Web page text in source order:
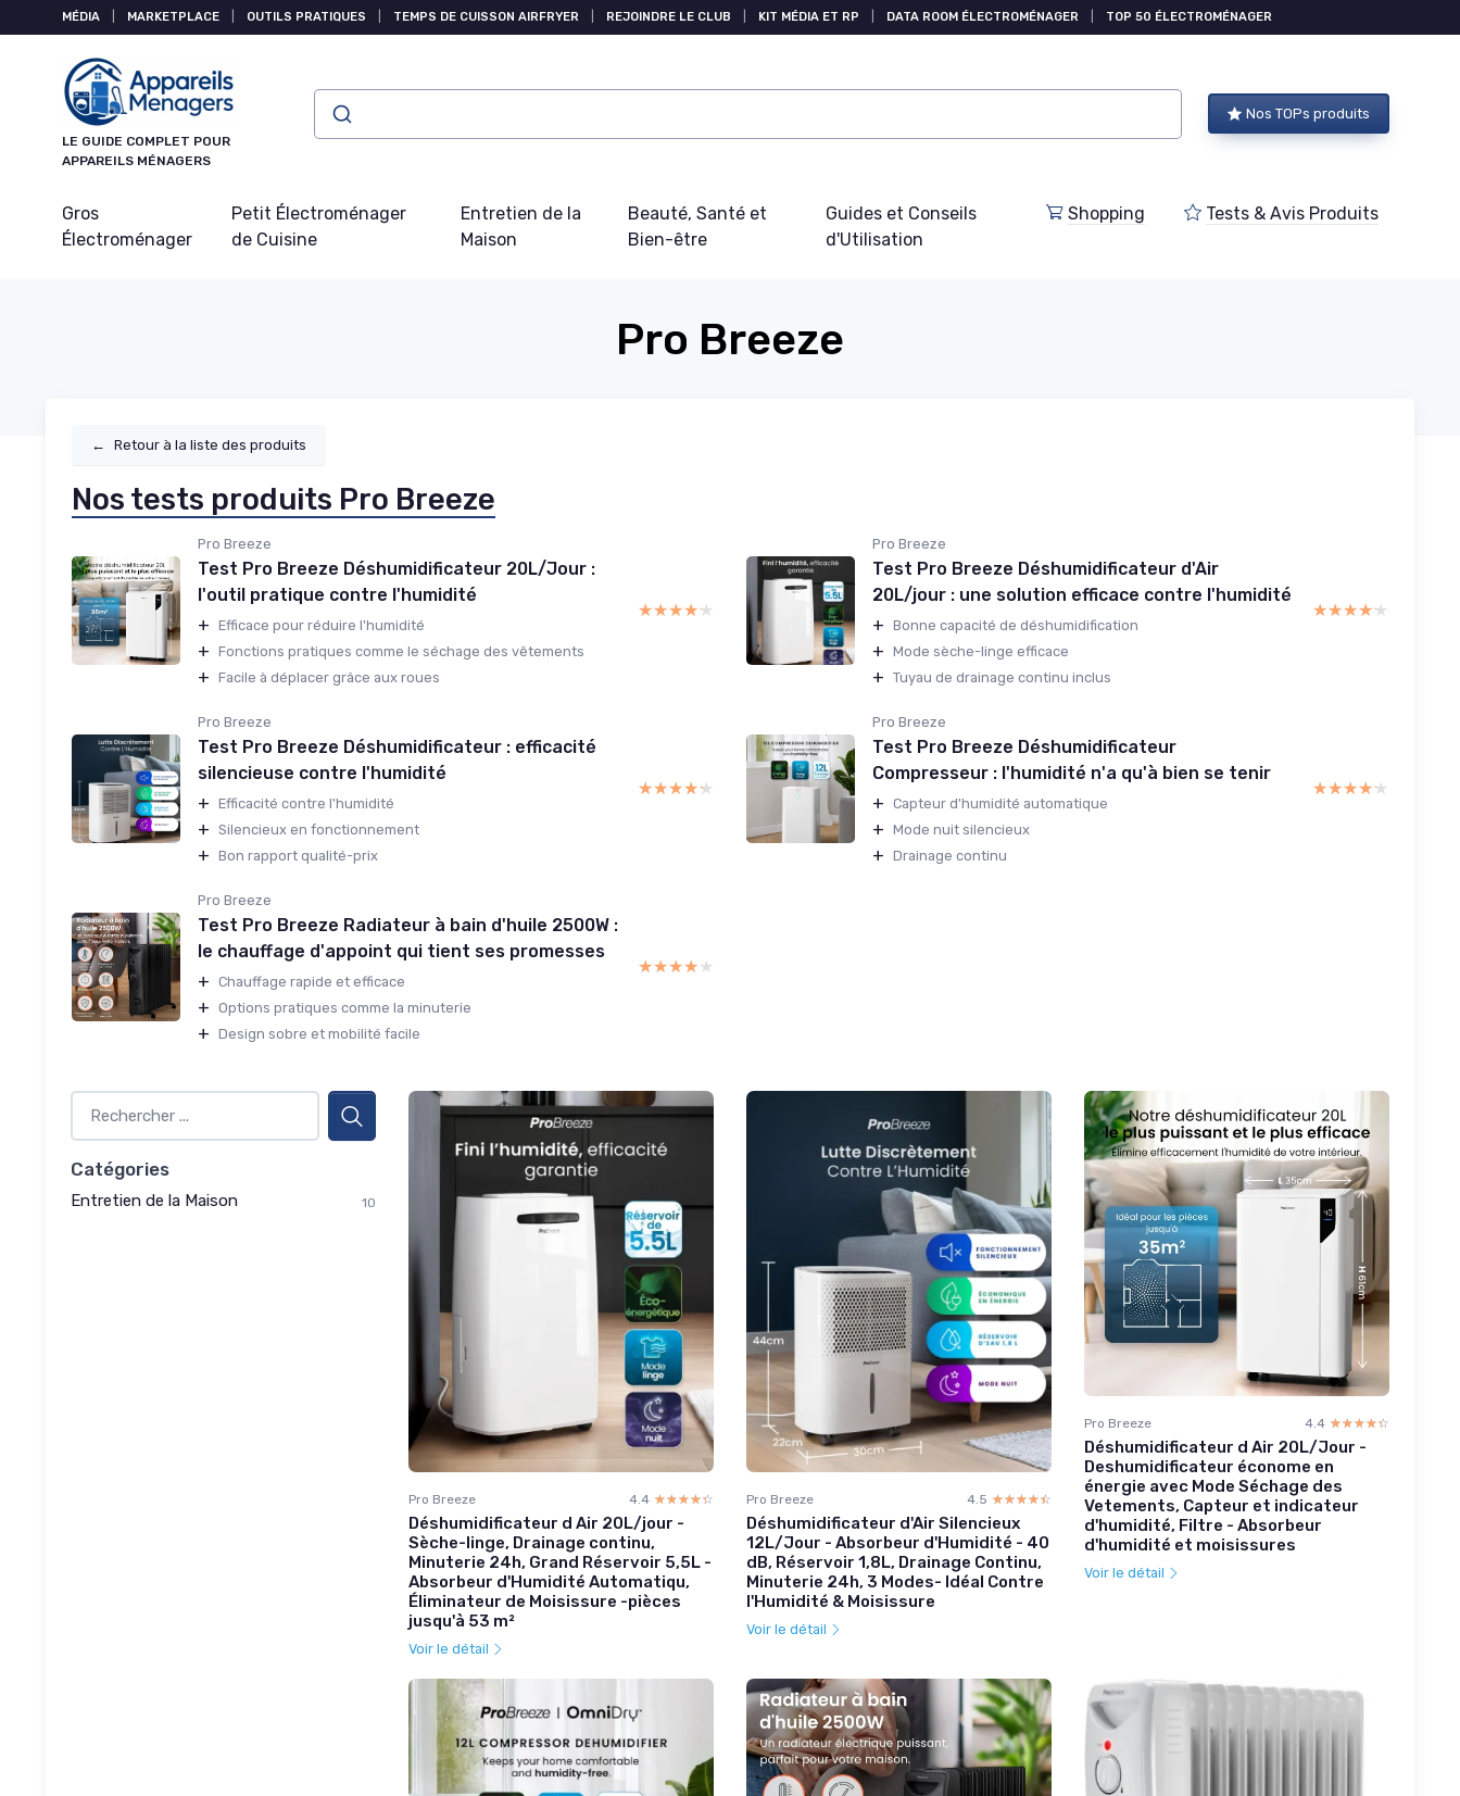
MÉDIA MARKETPLACE OUTILS PRATIQUES TEMPS DE CUISSON AIRFRYER REJOINDRE LE CLUB KIT MÉDIA ET RP DATA ROOM ÉLECTROMÉNAGER TOP 50 ÉLECTROMÉNAGER
LE GUIDE COMPLET POUR
APPAREILS MÉNAGERS
Nos TOPs produits
Gros
Électroménager
Petit Électroménager
de Cuisine
Entretien de la
Maison
Beauté, Santé et
Bien-être
Guides et Conseils
d'Utilisation
Shopping Tests & Avis Produits
Pro Breeze
← Retour à la liste des produits
Nos tests produits Pro Breeze
Pro Breeze
Test Pro Breeze Déshumidificateur 20L/Jour :
l'outil pratique contre l'humidité
+ Efficace pour réduire l'humidité
+ Fonctions pratiques comme le séchage des vêtements
+ Facile à déplacer grâce aux roues
★★★★★
★★★★★
Pro Breeze
Test Pro Breeze Déshumidificateur d'Air
20L/jour : une solution efficace contre l'humidité
+ Bonne capacité de déshumidification
+ Mode sèche-linge efficace
+ Tuyau de drainage continu inclus
★★★★★
★★★★★
Pro Breeze
Test Pro Breeze Déshumidificateur : efficacité
silencieuse contre l'humidité
+ Efficacité contre l'humidité
+ Silencieux en fonctionnement
+ Bon rapport qualité-prix
★★★★★
★★★★★
Pro Breeze
Test Pro Breeze Déshumidificateur
Compresseur : l'humidité n'a qu'à bien se tenir
+ Capteur d'humidité automatique
+ Mode nuit silencieux
+ Drainage continu
★★★★★
★★★★★
Pro Breeze
Test Pro Breeze Radiateur à bain d'huile 2500W :
le chauffage d'appoint qui tient ses promesses
+ Chauffage rapide et efficace
+ Options pratiques comme la minuterie
+ Design sobre et mobilité facile
★★★★★
★★★★★
Catégories
Entretien de la Maison 10
Pro Breeze 4.4 ☆☆☆☆☆
★★★★★
Déshumidificateur d Air 20L/jour -
Sèche-linge, Drainage continu,
Minuterie 24h, Grand Réservoir 5,5L -
Absorbeur d'Humidité Automatiqu,
Éliminateur de Moisissure -pièces
jusqu'à 53 m²
Voir le détail
Pro Breeze 4.5 ☆☆☆☆☆
★★★★★
Déshumidificateur d'Air Silencieux
12L/Jour - Absorbeur d'Humidité - 40
dB, Réservoir 1,8L, Drainage Continu,
Minuterie 24h, 3 Modes- Idéal Contre
l'Humidité & Moisissure
Voir le détail
Pro Breeze 4.4 ☆☆☆☆☆
★★★★★
Déshumidificateur d Air 20L/Jour -
Deshumidificateur économe en
énergie avec Mode Séchage des
Vetements, Capteur et indicateur
d'humidité, Filtre - Absorbeur
d'humidité et moisissures
Voir le détail
Panneau de gestion des cookies